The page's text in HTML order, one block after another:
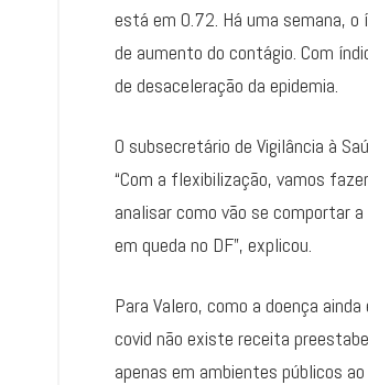
está em 0.72. Há uma semana, o
de aumento do contágio. Com
de desaceleração da epidemia.
O subsecretário de Vigilância à
“Com a flexibilização, vamos
analisar como vão se comportar
em queda no DF”, explicou.
Para Valero, como a doença
covid não existe receita
apenas em ambientes públicos